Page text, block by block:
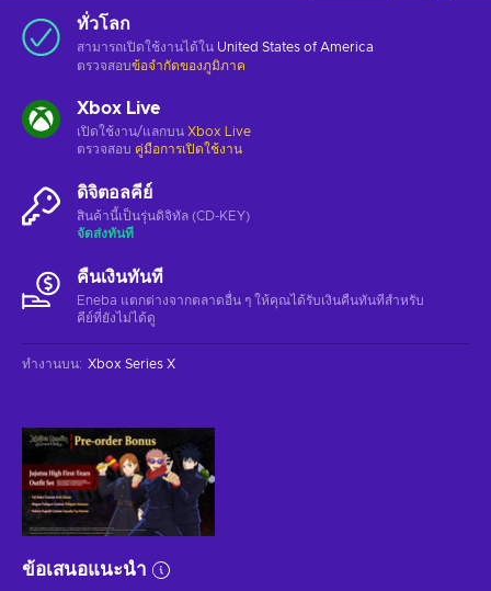
ทั่วโลก
สามารถเปิดใช้งานได้ใน United States of America
ตรวจสอบข้อจำกัดของภูมิภาค
Xbox Live
เปิดใช้งาน/แลกบน Xbox Live
ตรวจสอบ คู่มือการเปิดใช้งาน
ดิจิตอลคีย์
สินค้านี้เป็นรุ่นดิจิทัล (CD-KEY)
จัดส่งทันที
คืนเงินทันที
Eneba แตกต่างจากตลาดอื่น ๆ ให้คุณได้รับเงินคืนทันทีสําหรับ
คีย์ที่ยังไม่ได้ดู
ทำงานบน: Xbox Series X
ข้อเสนอแนะนำ